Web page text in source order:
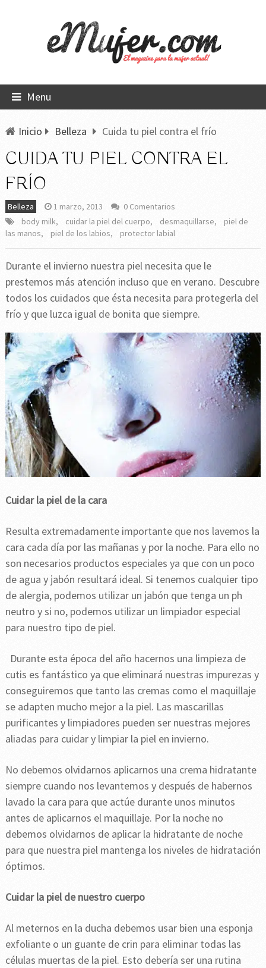
Menu
Inicio Belleza Cuida tu piel contra el frío
CUIDA TU PIEL CONTRA EL
FRÍO
Belleza 1 marzo, 2013
0 Comentarios
body milk, cuidar la piel del cuerpo, desmaquillarse,
piel de
las manos, piel de los labios, protector labial
Durante el invierno nuestra piel necesita que le
prestemos más atención incluso que en verano. Descubre
todos los cuidados que ésta necesita para protegerla del
frío y que luzca igual de bonita que siempre.
Cuidar la piel de la cara
Resulta extremadamente importante que nos lavemos la
cara cada día por las mañanas y por la noche. Para ello no
son necesarios productos especiales ya que con un poco
de agua y jabón resultará ideal. Si tenemos cualquier tipo
de alergia, podemos utilizar un jabón que tenga un ph
neutro y si no, podemos utilizar un limpiador especial
para nuestro tipo de piel.
Durante esta época del año hacernos una limpieza de
cutis es fantástico ya que eliminará nuestras impurezas y
conseguiremos que tanto las cremas como el maquillaje
se adapten mucho mejor a la piel. Las mascarillas
purificantes y limpiadores pueden ser nuestras mejores
aliadas para cuidar y limpiar la piel en invierno.
No debemos olvidarnos aplicarnos una crema hidratante
siempre cuando nos levantemos y después de habernos
lavado la cara para que actúe durante unos minutos
antes de aplicarnos el maquillaje. Por la noche no
debemos olvidarnos de aplicar la hidratante de noche
para que nuestra piel mantenga los niveles de hidratación
óptimos.
Cuidar la piel de nuestro cuerpo
Al meternos en la ducha debemos usar bien una esponja
exfoliante o un guante de crin para eliminar todas las
células muertas de la piel. Esto debería ser una rutina